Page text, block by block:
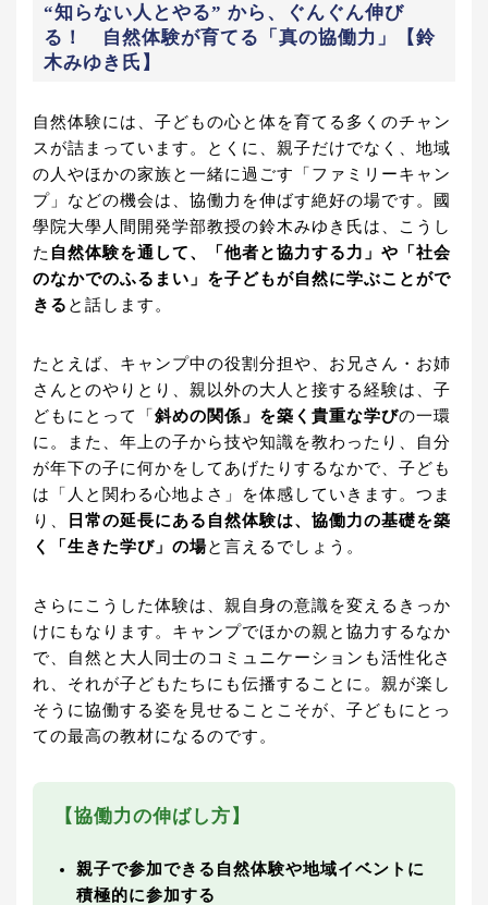
“知らない人とやる” から、ぐんぐん伸び
る！ 自然体験が育てる「真の協働力」【鈴
木みゆき氏】
自然体験には、子どもの心と体を育てる多くのチャン
スが詰まっています。とくに、親子だけでなく、地域
の人やほかの家族と一緒に過ごす「ファミリーキャン
プ」などの機会は、協働力を伸ばす絶好の場です。國
學院大學人間開発学部教授の鈴木みゆき氏は、こうし
た 自然体験を通して、「他者と協力する力」や「社会
のなかでのふるまい」を子どもが自然に学ぶことがで
きる と話します。
たとえば、キャンプ中の役割分担や、お兄さん・お姉
さんとのやりとり、親以外の大人と接する経験は、子
どもにとって「 斜めの関係」を築く貴重な学びの一環
に。また、年上の子から技や知識を教わったり、自分
が年下の子に何かをしてあげたりするなかで、子ども
は「人と関わる心地よさ」を体感していきます。つま
り、
日常の延長にある自然体験は、協働力の基礎を築
く「生きた学び」の場と言えるでしょう。
さらにこうした体験は、親自身の意識を変えるきっか
けにもなります。キャンプでほかの親と協力するなか
で、自然と大人同士のコミュニケーションも活性化さ
れ、それが子どもたちにも伝播することに。親が楽し
そうに協働する姿を見せることこそが、子どもにとっ
ての最高の教材になるのです。
【協働力の伸ばし方】
親子で参加できる自然体験や地域イベントに
積極的に参加する